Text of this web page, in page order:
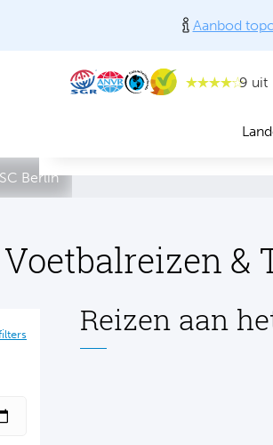
Aanbod
9 uit
Berlin
&
Reizen aan